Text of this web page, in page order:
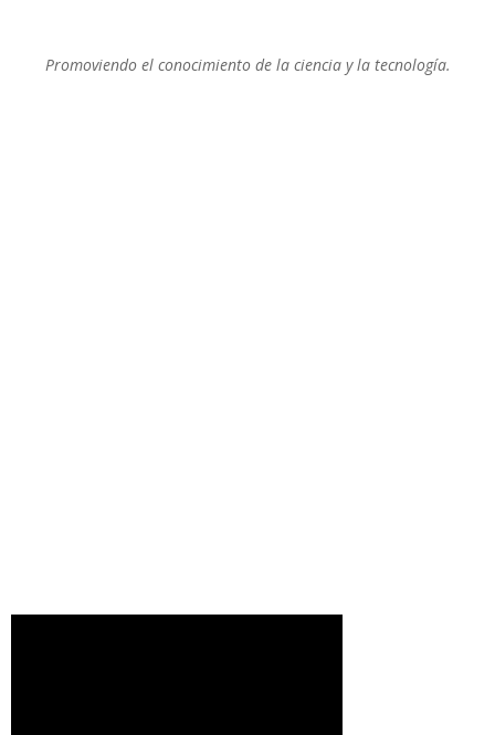
Promoviendo el conocimiento de la ciencia y la tecnología.